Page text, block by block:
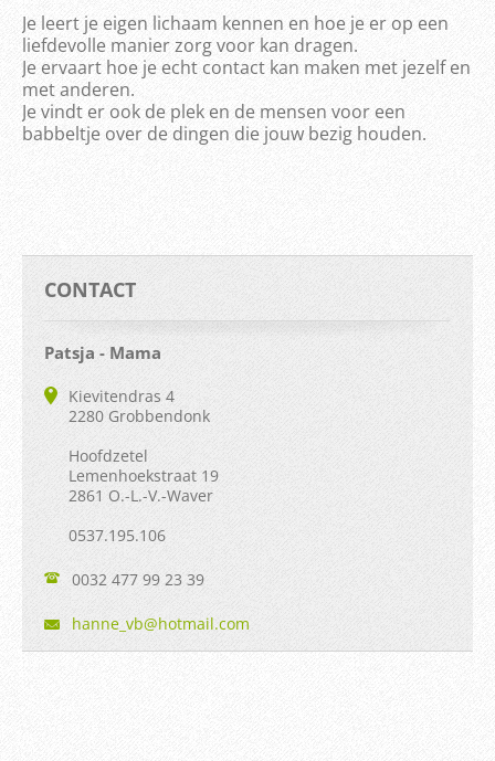
Je leert je eigen lichaam kennen en hoe je er op een
liefdevolle manier zorg voor kan dragen.
Je ervaart hoe je echt contact kan maken met jezelf en
met anderen.
Je vindt er ook de plek en de mensen voor een
babbeltje over de dingen die jouw bezig houden.
CONTACT
Patsja - Mama
Kievitendras 4
2280 Grobbendonk
Hoofdzetel
Lemenhoekstraat 19
2861 O.-L.-V.-Waver
0537.195.106
0032 477 99 23 39
hanne_vb@hotmail.com